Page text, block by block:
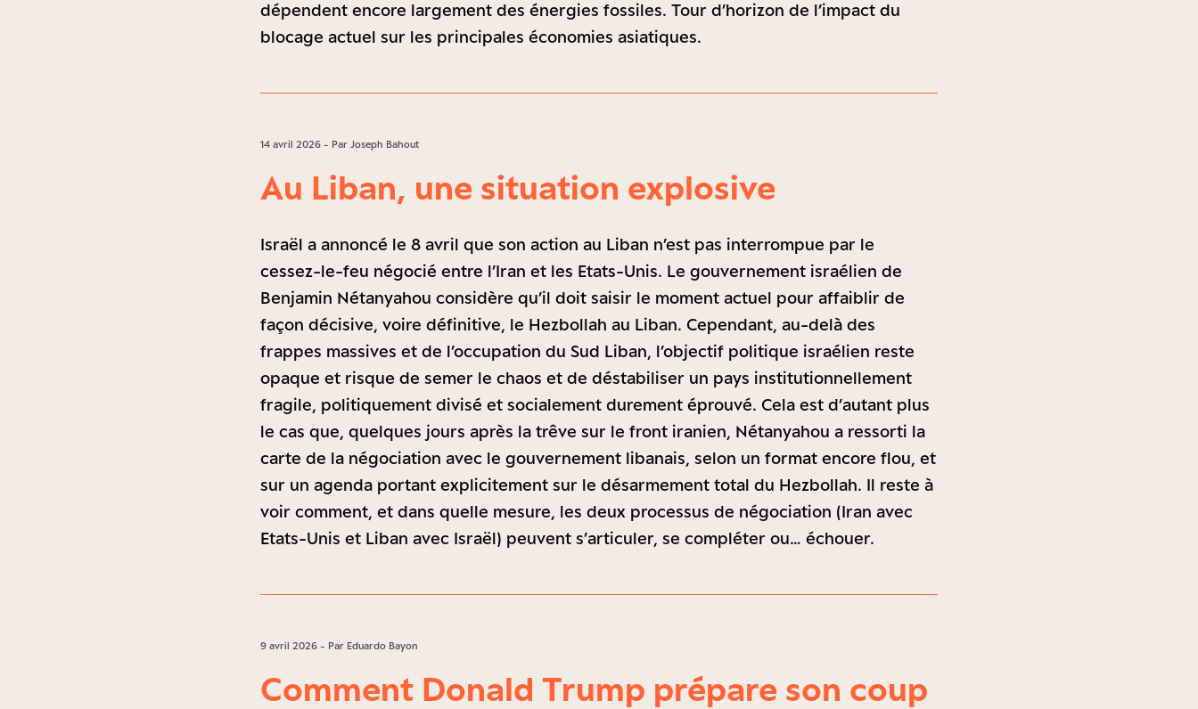
dépendent encore largement des énergies fossiles. Tour d’horizon de l’impact du
blocage actuel sur les principales économies asiatiques.
14 avril 2026 - Par Joseph Bahout
Au Liban, une situation explosive
Israël a annoncé le 8 avril que son action au Liban n’est pas interrompue par le
cessez-le-feu négocié entre l’Iran et les Etats-Unis. Le gouvernement israélien de
Benjamin Nétanyahou considère qu’il doit saisir le moment actuel pour affaiblir de
façon décisive, voire définitive, le Hezbollah au Liban. Cependant, au-delà des
frappes massives et de l’occupation du Sud Liban, l’objectif politique israélien reste
opaque et risque de semer le chaos et de déstabiliser un pays institutionnellement
fragile, politiquement divisé et socialement durement éprouvé. Cela est d’autant plus
le cas que, quelques jours après la trêve sur le front iranien, Nétanyahou a ressorti la
carte de la négociation avec le gouvernement libanais, selon un format encore flou, et
sur un agenda portant explicitement sur le désarmement total du Hezbollah. Il reste à
voir comment, et dans quelle mesure, les deux processus de négociation (Iran avec
Etats-Unis et Liban avec Israël) peuvent s’articuler, se compléter ou… échouer.
9 avril 2026 - Par Eduardo Bayon
Comment Donald Trump prépare son coup